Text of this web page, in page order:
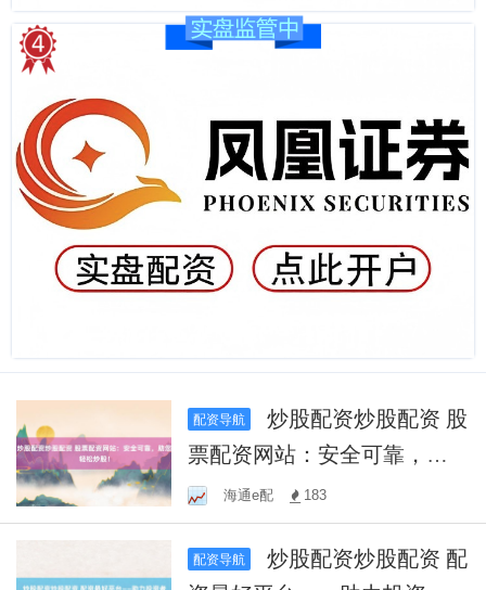
配资导航
炒股配资炒股配资 股
票配资网站：安全可靠，助
您轻松炒股！
海通e配 183
配资导航
炒股配资炒股配资 配